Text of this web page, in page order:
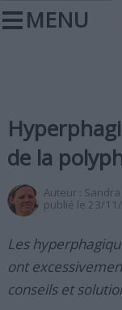
MENU
de la
Auteur :
publié le 23/
Les
ont
conseils et